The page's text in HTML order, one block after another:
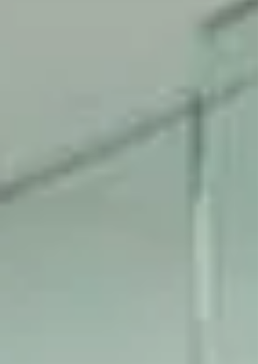
hogar. Inspírate y comparte tu versión con